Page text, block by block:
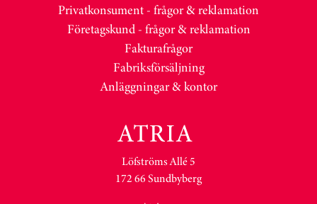
Privatkonsument - frågor & reklamation
Företagskund - frågor & reklamation
Fakturafrågor
Fabriksförsäljning
Anläggningar & kontor
Löfströms Allé 5
172 66 Sundbyberg